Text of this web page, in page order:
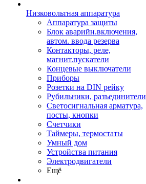
Низковольтная аппаратура
Аппаратура защиты
Блок аварийн.включения,
автом. ввода резерва
Контакторы, реле,
магнит.пускатели
Концевые выключатели
Приборы
Розетки на DIN рейку
Рубильники, разъединители
Светосигнальная арматура,
посты, кнопки
Счетчики
Таймеры, термостаты
Умный дом
Устройства питания
Электродвигатели
Ещё